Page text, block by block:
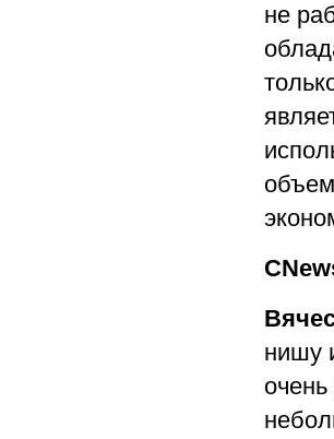
не
нишу